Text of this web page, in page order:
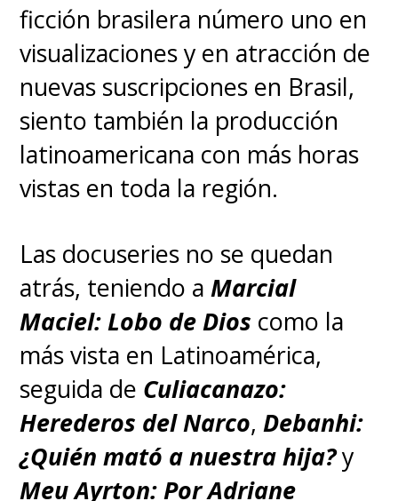
mutua, con Baela aprovechando
la agilidad de Moondancer para
misiones rápidas y sorpresivas.
Dato a saber:Hay varios
dragones sin jinetes y tres
nacidos de Syrax , recogidos
por Daemon. Estos huevos
representan esperanza y futuros
aliados potenciales para el
Consejo Negro, añadiendo una
capa de incertidumbre y
posibilidad en el conflicto.
Mientras que la apuesta por las
teleseries también trajo frutos,
pues la novela brasileñaBelleza
Fatalcerró el año como la
ficción brasilera número uno en
visualizaciones y en atracción de
nuevas suscripciones en Brasil,
siento también la producción
latinoamericana con más horas
vistas en toda la región.
Las docuseries no se quedan
atrás, teniendo aMarcial
Maciel: Lobo de Dioscomo la